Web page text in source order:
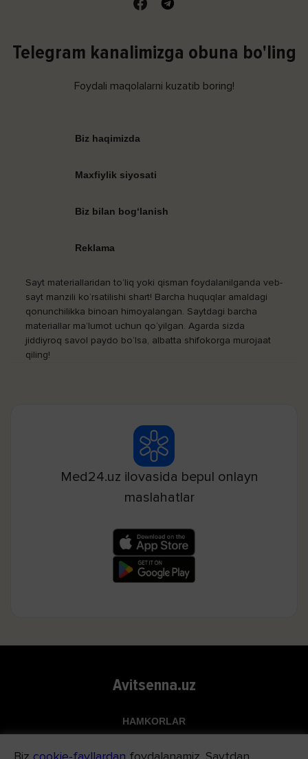
Telegram kanalimizga obuna bo'ling
Foydali maqolalarni kuzatib boring!
Biz haqimizda
Maxfiylik siyosati
Biz bilan bog‘lanish
Reklama
Sayt materiallaridan to‘liq yoki qisman foydalanilganda veb-
sayt manzili ko‘rsatilishi shart! Barcha huquqlar amaldagi
qonunchilikka binoan himoyalangan. Saytdagi barcha
materiallar ma’lumot uchun qo‘yilgan. Agarda sizda
jiddiyroq savol paydo bo‘lsa, albatta shifokorga murojaat
qiling!
Med24.uz ilovasida bepul onlayn
maslahatlar
Avitsenna.uz
HAMKORLAR
Apteka.uz